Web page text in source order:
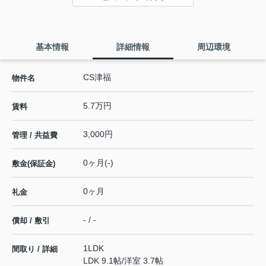
基本情報 詳細情報 周辺環境
物件名 CS津福
賃料 5.7万円
管理 / 共益費 3,000円
敷金(保証金) 0ヶ月(-)
礼金 0ヶ月
償却 / 敷引 - / -
間取り / 詳細
1LDK
LDK 9.1帖/洋室 3.7帖